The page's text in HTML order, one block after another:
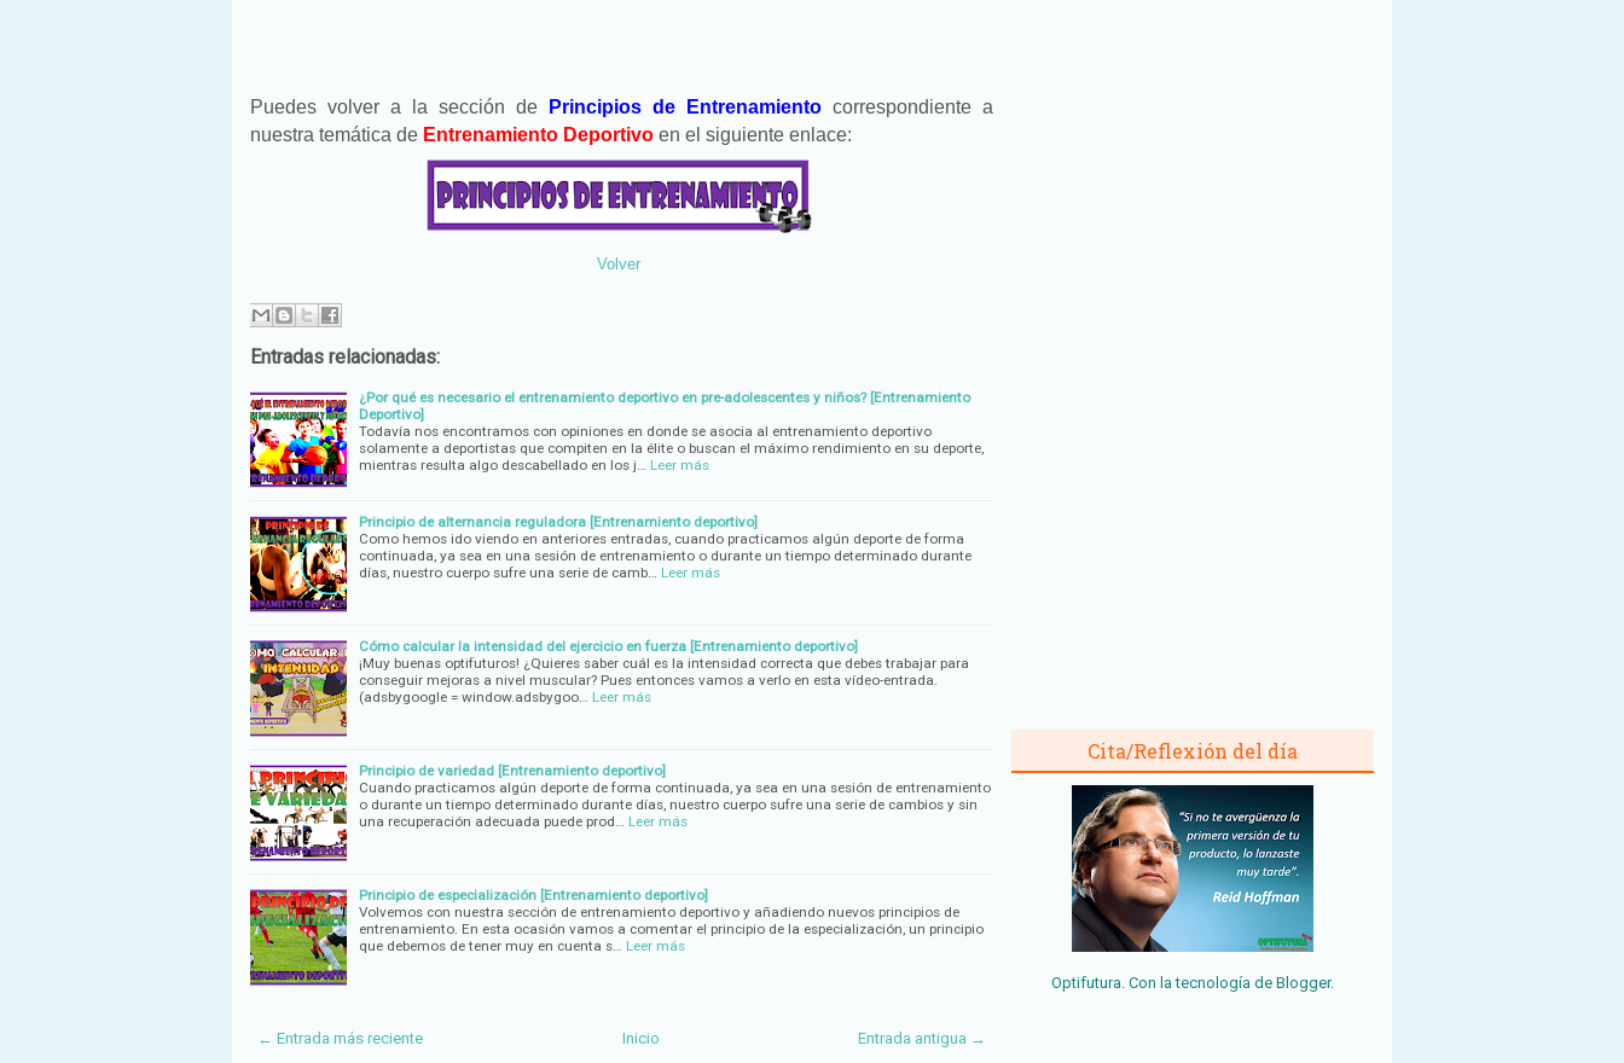
Puedes volver a la sección de Principios de Entrenamiento correspondiente a
nuestra temática de Entrenamiento Deportivo en el siguiente enlace:
Volver
Entradas relacionadas:
¿Por qué es necesario el entrenamiento deportivo en pre-adolescentes y niños? [Entrenamiento
Deportivo]
Todavía nos encontramos con opiniones en donde se asocia al entrenamiento deportivo
solamente a deportistas que compiten en la élite o buscan el máximo rendimiento en su deporte,
mientras resulta algo descabellado en los j…
Leer más
Principio de alternancia reguladora [Entrenamiento deportivo]
Como hemos ido viendo en anteriores entradas, cuando practicamos algún deporte de forma
continuada, ya sea en una sesión de entrenamiento o durante un tiempo determinado durante
días, nuestro cuerpo sufre una serie de camb…
Leer más
Cómo calcular la intensidad del ejercicio en fuerza [Entrenamiento deportivo]
¡Muy buenas optifuturos! ¿Quieres saber cuál es la intensidad correcta que debes trabajar para
conseguir mejoras a nivel muscular? Pues entonces vamos a verlo en esta vídeo-entrada.
(adsbygoogle = window.adsbygoo…
Leer más
Principio de variedad [Entrenamiento deportivo]
Cuando practicamos algún deporte de forma continuada, ya sea en una sesión de entrenamiento
o durante un tiempo determinado durante días, nuestro cuerpo sufre una serie de cambios y sin
una recuperación adecuada puede prod…
Leer más
Principio de especialización [Entrenamiento deportivo]
Volvemos con nuestra sección de entrenamiento deportivo y añadiendo nuevos principios de
entrenamiento. En esta ocasión vamos a comentar el principio de la especialización, un principio
que debemos de tener muy en cuenta s…
Leer más
← Entrada más reciente Entrada antigua →
Inicio
Cita/Reflexión del día
Optifutura. Con la tecnología de Blogger.